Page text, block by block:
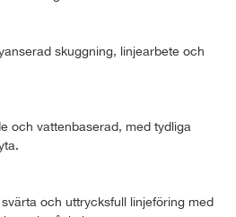
skuggning, linjearbete och
och vattenbaserad, med tydliga
och uttrycksfull linjeföring med